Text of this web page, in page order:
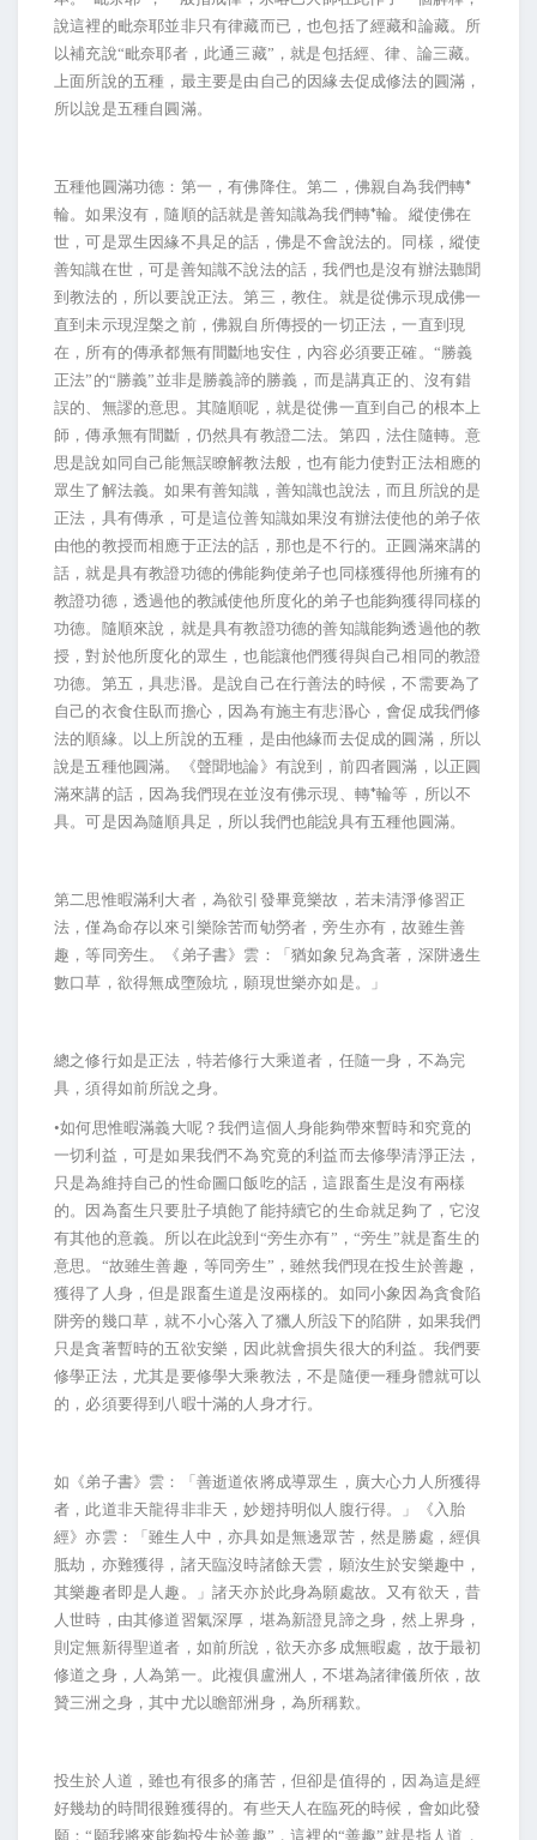
說這裡的毗奈耶並非只有律藏而已，也包括了經藏和論藏。所
以補充說“毗奈耶者，此通三藏”，就是包括經、律、論三藏。
上面所說的五種，最主要是由自己的因緣去促成修法的圓滿，
所以說是五種自圓滿。
五種他圓滿功德：第一，有佛降住。第二，佛親自為我們轉*
輪。如果沒有，隨順的話就是善知識為我們轉*輪。縱使佛在
世，可是眾生因緣不具足的話，佛是不會說法的。同樣，縱使
善知識在世，可是善知識不說法的話，我們也是沒有辦法聽聞
到教法的，所以要說正法。第三，教住。就是從佛示現成佛一
直到未示現涅槃之前，佛親自所傳授的一切正法，一直到現
在，所有的傳承都無有間斷地安住，內容必須要正確。“勝義
正法”的“勝義”並非是勝義諦的勝義，而是講真正的、沒有錯
誤的、無謬的意思。其隨順呢，就是從佛一直到自己的根本上
師，傳承無有間斷，仍然具有教證二法。第四，法住隨轉。意
思是說如同自己能無誤瞭解教法般，也有能力使對正法相應的
眾生了解法義。如果有善知識，善知識也說法，而且所說的是
正法，具有傳承，可是這位善知識如果沒有辦法使他的弟子依
由他的教授而相應于正法的話，那也是不行的。正圓滿來講的
話，就是具有教證功德的佛能夠使弟子也同樣獲得他所擁有的
教證功德，透過他的教誡使他所度化的弟子也能夠獲得同樣的
功德。隨順來說，就是具有教證功德的善知識能夠透過他的教
授，對於他所度化的眾生，也能讓他們獲得與自己相同的教證
功德。第五，具悲湣。是說自己在行善法的時候，不需要為了
自己的衣食住臥而擔心，因為有施主有悲湣心，會促成我們修
法的順緣。以上所說的五種，是由他緣而去促成的圓滿，所以
說是五種他圓滿。《聲聞地論》有說到，前四者圓滿，以正圓
滿來講的話，因為我們現在並沒有佛示現、轉*輪等，所以不
具。可是因為隨順具足，所以我們也能說具有五種他圓滿。
第二思惟暇滿利大者，為欲引發畢竟樂故，若未清淨修習正
法，僅為命存以來引樂除苦而劬勞者，旁生亦有，故雖生善
趣，等同旁生。《弟子書》雲：「猶如象兒為貪著，深阱邊生
數口草，欲得無成墮險坑，願現世樂亦如是。」
總之修行如是正法，特若修行大乘道者，任隨一身，不為完
具，須得如前所說之身。
•如何思惟暇滿義大呢？我們這個人身能夠帶來暫時和究竟的
一切利益，可是如果我們不為究竟的利益而去修學清淨正法，
只是為維持自己的性命圖口飯吃的話，這跟畜生是沒有兩樣
的。因為畜生只要肚子填飽了能持續它的生命就足夠了，它沒
有其他的意義。所以在此說到“旁生亦有”，“旁生”就是畜生的
意思。“故雖生善趣，等同旁生”，雖然我們現在投生於善趣，
獲得了人身，但是跟畜生道是沒兩樣的。如同小象因為貪食陷
阱旁的幾口草，就不小心落入了獵人所設下的陷阱，如果我們
只是貪著暫時的五欲安樂，因此就會損失很大的利益。我們要
修學正法，尤其是要修學大乘教法，不是隨便一種身體就可以
的，必須要得到八暇十滿的人身才行。
如《弟子書》雲：「善逝道依將成導眾生，廣大心力人所獲得
者，此道非天龍得非非天，妙翅持明似人腹行得。」《入胎
經》亦雲：「雖生人中，亦具如是無邊眾苦，然是勝處，經俱
胝劫，亦難獲得，諸天臨沒時諸餘天雲，願汝生於安樂趣中，
其樂趣者即是人趣。」諸天亦於此身為願處故。又有欲天，昔
人世時，由其修道習氣深厚，堪為新證見諦之身，然上界身，
則定無新得聖道者，如前所說，欲天亦多成無暇處，故于最初
修道之身，人為第一。此複俱盧洲人，不堪為諸律儀所依，故
贊三洲之身，其中尤以瞻部洲身，為所稱歎。
投生於人道，雖也有很多的痛苦，但卻是值得的，因為這是經
好幾劫的時間很難獲得的。有些天人在臨死的時候，會如此發
願：“願我將來能夠投生於善趣”，這裡的“善趣”就是指人道，